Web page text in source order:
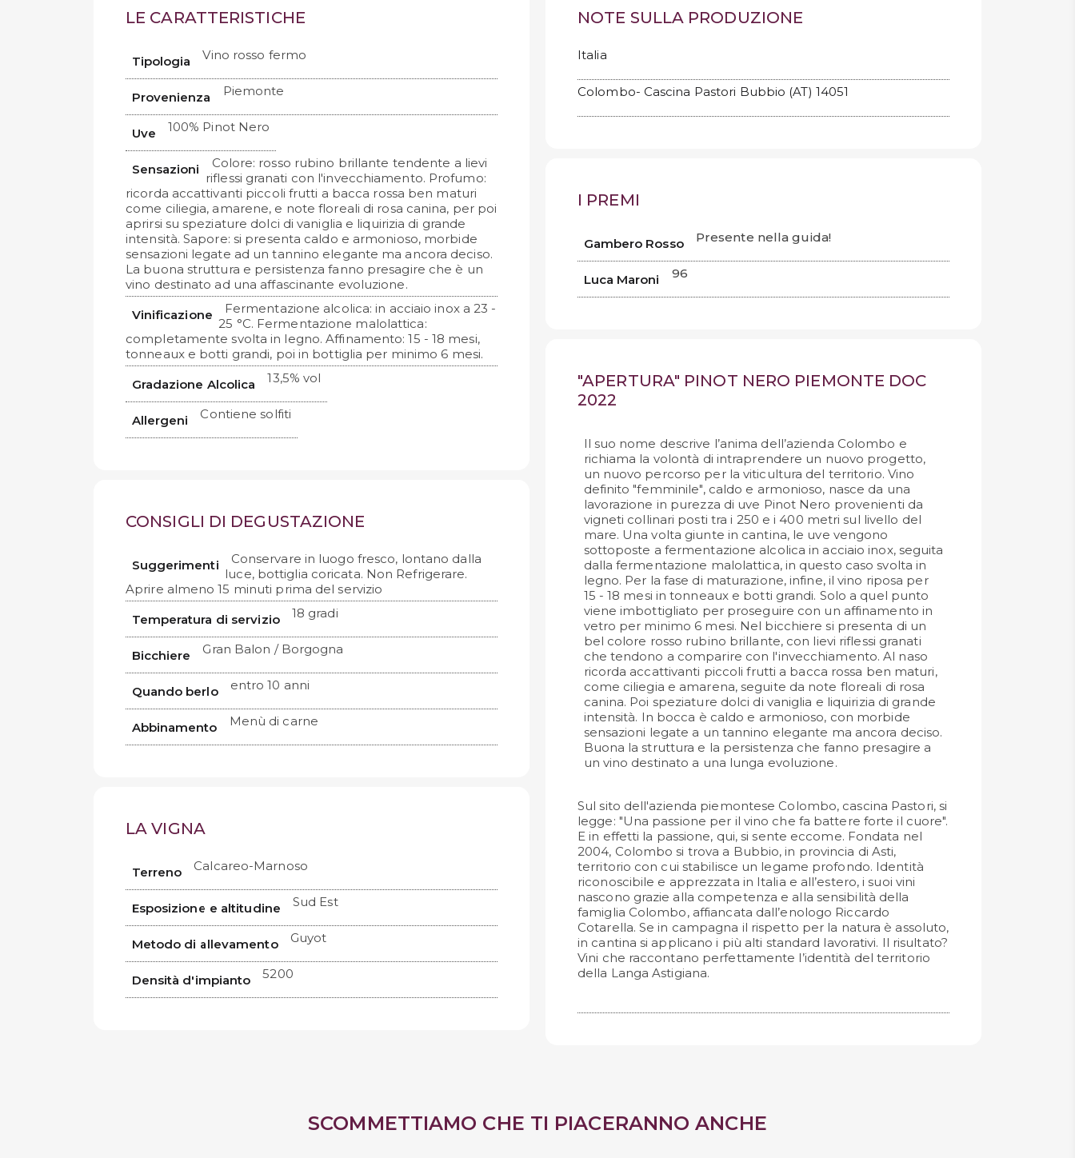
LE CARATTERISTICHE
Tipologia Vino rosso fermo
Provenienza Piemonte
Uve 100% Pinot Nero
Sensazioni
Colore: rosso rubino brillante tendente a lievi
riflessi granati con l'invecchiamento. Profumo:
ricorda accattivanti piccoli frutti a bacca rossa ben maturi
come ciliegia, amarene, e note floreali di rosa canina, per poi
aprirsi su speziature dolci di vaniglia e liquirizia di grande
intensità. Sapore: si presenta caldo e armonioso, morbide
sensazioni legate ad un tannino elegante ma ancora deciso.
La buona struttura e persistenza fanno presagire che è un
vino destinato ad una affascinante evoluzione.
Vinificazione
Fermentazione alcolica: in acciaio inox a 23 -
25 °C. Fermentazione malolattica:
completamente svolta in legno. Affinamento: 15 - 18 mesi,
tonneaux e botti grandi, poi in bottiglia per minimo 6 mesi.
Gradazione Alcolica
13,5% vol
Allergeni Contiene solfiti
CONSIGLI DI DEGUSTAZIONE
Suggerimenti
Conservare in luogo fresco, lontano dalla
luce, bottiglia coricata. Non Refrigerare.
Aprire almeno 15 minuti prima del servizio
Temperatura di servizio
18 gradi
Bicchiere Gran Balon / Borgogna
Quando berlo entro 10 anni
Abbinamento Menù di carne
LA VIGNA
Terreno Calcareo-Marnoso
Esposizione e altitudine Sud Est
Metodo di allevamento Guyot
Densità d'impianto 5200
NOTE SULLA PRODUZIONE
Italia
Colombo- Cascina Pastori Bubbio (AT) 14051
I PREMI
Gambero Rosso Presente nella guida!
Luca Maroni 96
"APERTURA" PINOT NERO PIEMONTE DOC
2022
Il suo nome descrive l’anima dell’azienda Colombo e
richiama la volontà di intraprendere un nuovo progetto,
un nuovo percorso per la viticultura del territorio. Vino
definito "femminile", caldo e armonioso, nasce da una
lavorazione in purezza di uve Pinot Nero provenienti da
vigneti collinari posti tra i 250 e i 400 metri sul livello del
mare. Una volta giunte in cantina, le uve vengono
sottoposte a fermentazione alcolica in acciaio inox, seguita
dalla fermentazione malolattica, in questo caso svolta in
legno. Per la fase di maturazione, infine, il vino riposa per
15 - 18 mesi in tonneaux e botti grandi. Solo a quel punto
viene imbottigliato per proseguire con un affinamento in
vetro per minimo 6 mesi. Nel bicchiere si presenta di un
bel colore rosso rubino brillante, con lievi riflessi granati
che tendono a comparire con l'invecchiamento. Al naso
ricorda accattivanti piccoli frutti a bacca rossa ben maturi,
come ciliegia e amarena, seguite da note floreali di rosa
canina. Poi speziature dolci di vaniglia e liquirizia di grande
intensità. In bocca è caldo e armonioso, con morbide
sensazioni legate a un tannino elegante ma ancora deciso.
Buona la struttura e la persistenza che fanno presagire a
un vino destinato a una lunga evoluzione.
Sul sito dell'azienda piemontese Colombo, cascina Pastori, si
legge: "Una passione per il vino che fa battere forte il cuore".
E in effetti la passione, qui, si sente eccome. Fondata nel
2004, Colombo si trova a Bubbio, in provincia di Asti,
territorio con cui stabilisce un legame profondo. Identità
riconoscibile e apprezzata in Italia e all’estero, i suoi vini
nascono grazie alla competenza e alla sensibilità della
famiglia Colombo, affiancata dall’enologo Riccardo
Cotarella. Se in campagna il rispetto per la natura è assoluto,
in cantina si applicano i più alti standard lavorativi. Il risultato?
Vini che raccontano perfettamente l’identità del territorio
della Langa Astigiana.
SCOMMETTIAMO CHE TI PIACERANNO ANCHE